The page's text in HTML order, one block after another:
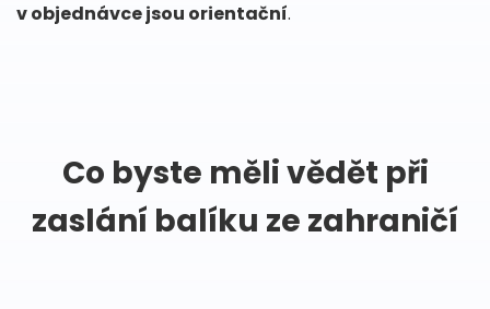
v objednávce jsou orientační.
Co byste měli vědět při
zaslání balíku ze zahraničí